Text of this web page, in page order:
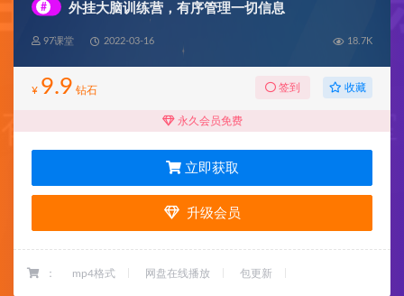
# 外挂大脑训练营，有序管理一切信息
97课堂 2022-03-16 18.7K
¥ 9.9 钻石 签到 收藏
永久会员免费
立即获取
升级会员
： mp4格式 网盘在线播放 包更新